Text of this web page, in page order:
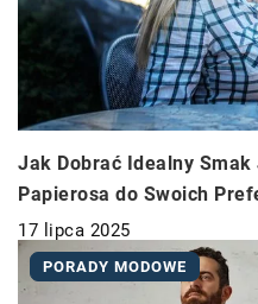
Jak Dobrać Idealny
Papierosa do Swoich
17 lipca 2025
PORADY MODOWE